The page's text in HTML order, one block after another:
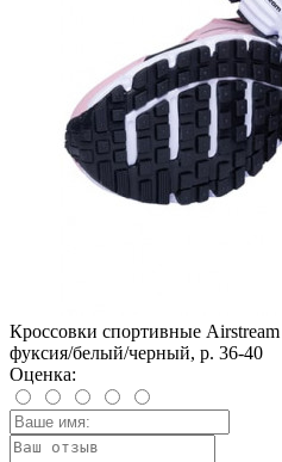
Кроссовки спортивные
фуксия/белый/черный, р. 36-40
Оценка: